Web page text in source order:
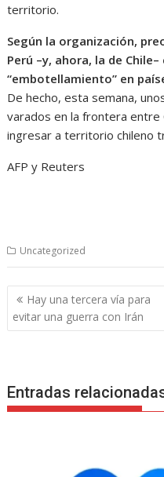
territorio.
Según la organización,
Perú –y, ahora, la de
“embotellamiento” en
De hecho, esta semana,
varados en la frontera
ingresar a territorio chileno
AFP y Reuters
Uncategorized
Navegación
de
entradas
Hay una tercera vía para
evitar una guerra con Irán
Entradas